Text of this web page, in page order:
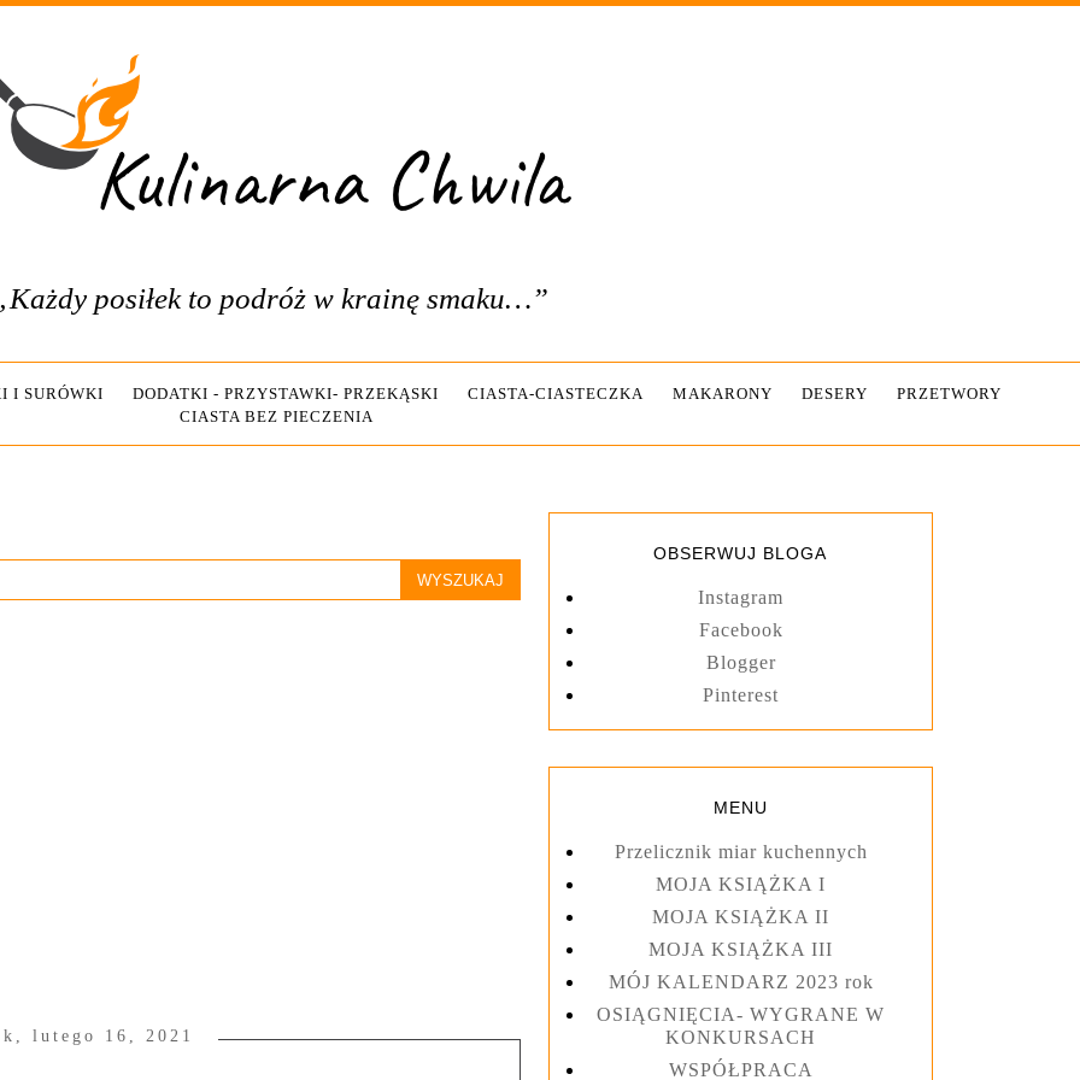
posiłek to podróż w krainę smaku…”
I SURÓWKI DODATKI - PRZYSTAWKI- PRZEKĄSKI CIASTA-CIASTECZKA MAKARONY DESERY
PRZETWORY
CIASTA BEZ PIECZENIA
lutego 16, 2021
OBSERWUJ BLOGA
Instagram
Facebook
Blogger
Pinterest
MENU
Przelicznik miar kuchennych
MOJA KSIĄŻKA I
MOJA KSIĄŻKA II
MOJA KSIĄŻKA III
MÓJ KALENDARZ 2023 rok
OSIĄGNIĘCIA- WYGRANE W
KONKURSACH
WSPÓŁPRACA